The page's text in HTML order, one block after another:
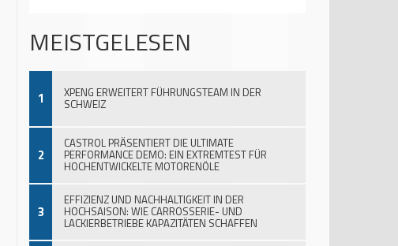
MEISTGELESEN
1 XPENG ERWEITERT FÜHRUNGSTEAM IN DER
SCHWEIZ
2
CASTROL PRÄSENTIERT DIE ULTIMATE
PERFORMANCE DEMO: EIN EXTREMTEST FÜR
HOCHENTWICKELTE MOTORENÖLE
3
EFFIZIENZ UND NACHHALTIGKEIT IN DER
HOCHSAISON: WIE CARROSSERIE- UND
LACKIERBETRIEBE KAPAZITÄTEN SCHAFFEN